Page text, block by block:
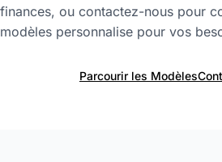
finances, ou contactez-nous pour
modèles personnalise pour vos
Parcourir les Modèles